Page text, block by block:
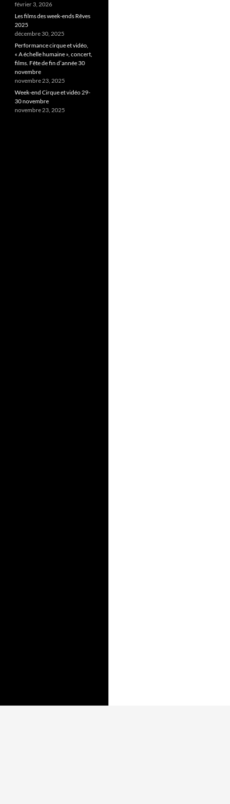
février 3, 2026
Les films des week-ends Rêves
2025
décembre 30, 2025
Performance cirque et vidéo,
« A échelle humaine », concert,
films. Fête de fin d’année 30
novembre
novembre 23, 2025
Week-end Cirque et vidéo 29-
30 novembre
novembre 23, 2025